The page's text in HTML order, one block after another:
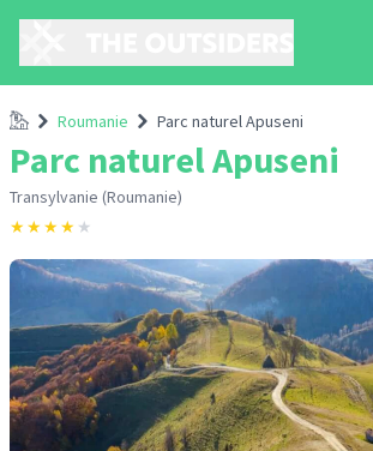
AccueilRoumanie Parc naturel Apuseni
Parc naturel Apuseni
Transylvanie (Roumanie)
★★★★ ★